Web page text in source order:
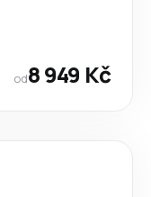
od8 949 Kč